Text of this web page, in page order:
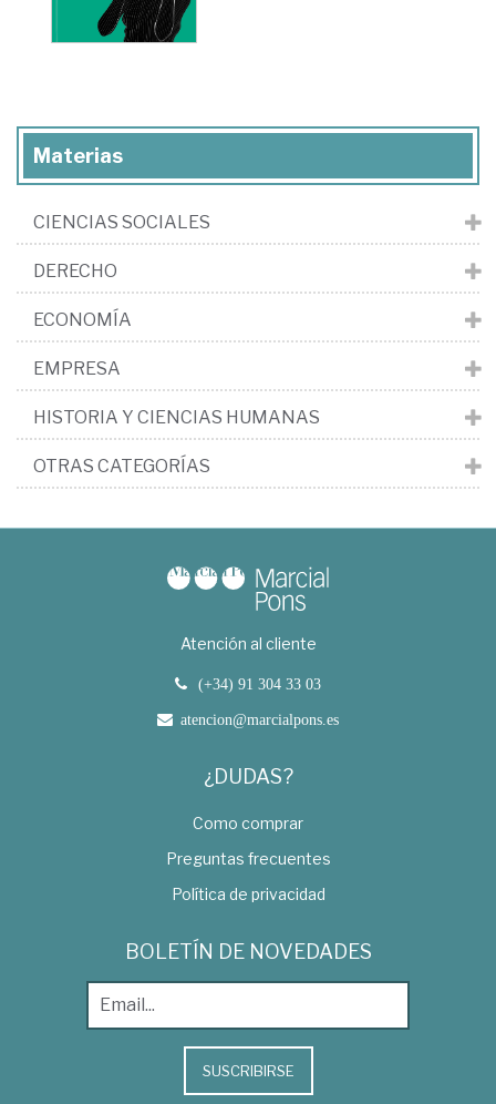
Materias
CIENCIAS SOCIALES
DERECHO
ECONOMÍA
EMPRESA
HISTORIA Y CIENCIAS HUMANAS
OTRAS CATEGORÍAS
Atención al cliente
(+34) 91 304 33 03
atencion@marcialpons.es
¿DUDAS?
Como comprar
Preguntas frecuentes
Política de privacidad
BOLETÍN DE NOVEDADES
SUSCRIBIRSE